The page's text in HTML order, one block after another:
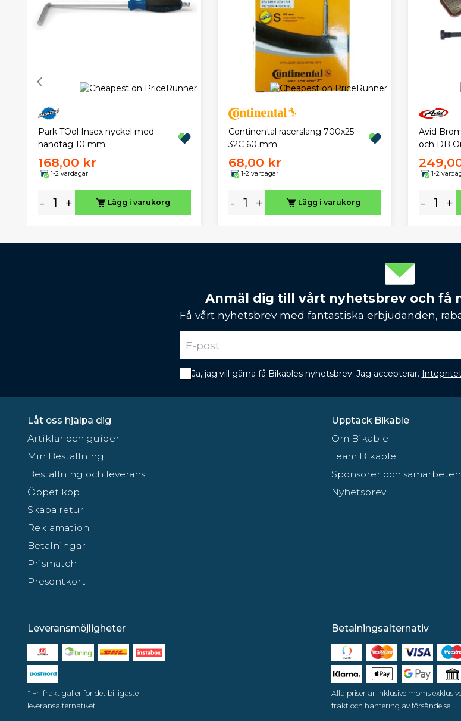
Park TOol Insex nyckel med
handtag 10 mm
168,00 kr
1-2 vardagar
- + Lägg i varukorg
Continental racerslang 700x25-
32C 60 mm
68,00 kr
1-2 vardagar
- + Lägg i varukorg
Avid
och DB
1-2
- +
Anmäl dig till vårt nyhetsbrev och få
Få vårt nyhetsbrev med fantastiska erbjudanden,
Ja, jag vill gärna få Bikables nyhetsbrev. Jag accepterar.
Låt oss hjälpa dig
Artiklar och guider
Min Beställning
Beställning och leverans
Öppet köp
Skapa retur
Reklamation
Betalningar
Prismatch
Presentkort
Upptäck Bikable
Om Bikable
Team Bikable
Sponsorer och samarbeten
Nyhetsbrev
Leveransmöjligheter
* Fri frakt gäller för det billigaste
leveransalternativet
Betalningsalternativ
Alla priser är inklusive moms
frakt och hantering av försändelse